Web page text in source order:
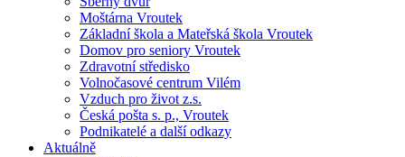
Moštárna Vroutek
Základní škola a Mateřská škola Vroutek
Domov pro seniory Vroutek
Zdravotní středisko
Volnočasové centrum Vilém
Vzduch pro život z.s.
Česká pošta s. p., Vroutek
Podnikatelé a další odkazy
Aktuálně